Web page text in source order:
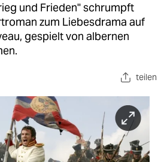
und Frieden" schrumpft
zum Liebesdrama auf
gespielt von albernen
teilen